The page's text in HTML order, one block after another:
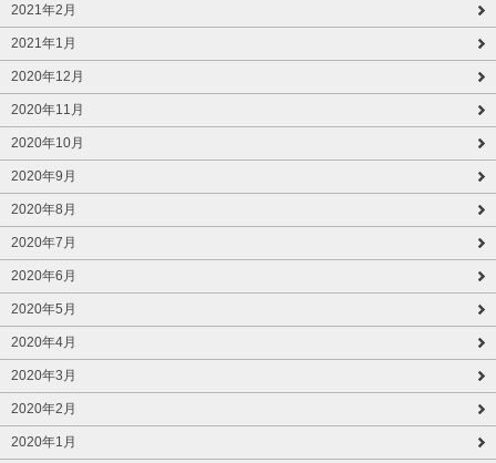
2021年2月
2021年1月
2020年12月
2020年11月
2020年10月
2020年9月
2020年8月
2020年7月
2020年6月
2020年5月
2020年4月
2020年3月
2020年2月
2020年1月